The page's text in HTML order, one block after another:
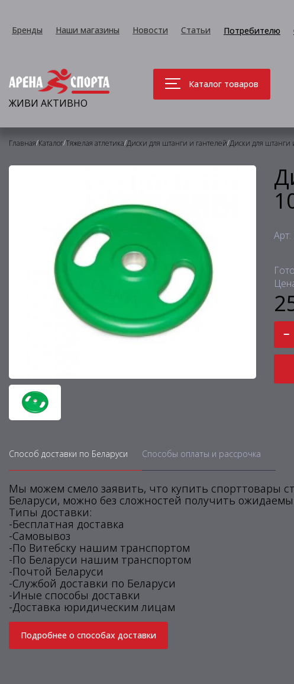
Бренды Наши магазины Новости Статьи Потребителю
ЖИВИ АКТИВНО
Каталог товаров
Главная/Каталог/Тяжелая атлетика/Диски для штанги и гантелей/Диски для штанги
−
Способ доставки по Беларуси Способы оплаты и рассрочка
Мы можем смело заявить, что купить спорттовары
Беларуси, можно без сложностей получить
Типы доставки:
-Бесплатная доставка
-Самовывоз
-По Витебску нашим транспортом
-По Беларуси нашим транспортом
-Почтой Беларуси
-Службой доставки по Беларуси
-Иные способы доставки
-Доставка юридическим лицам
Подробнее о способах доставки